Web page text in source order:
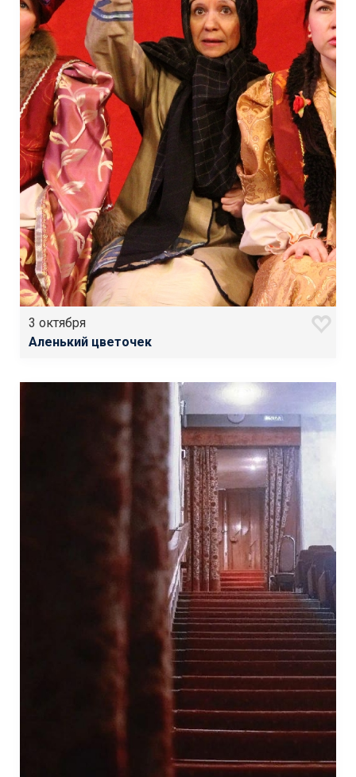
3 октября
Аленький цветочек